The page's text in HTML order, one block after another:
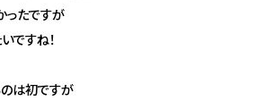
たですが
ですね！
は初ですが